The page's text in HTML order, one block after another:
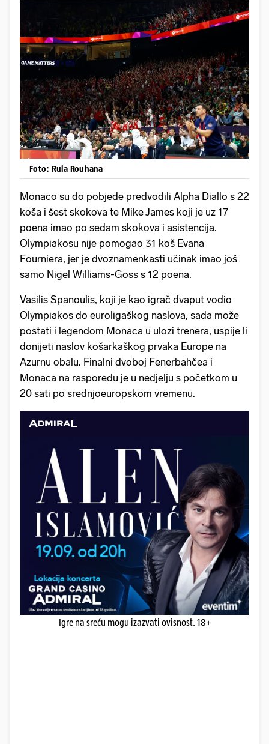
Foto: Rula Rouhana
Monaco su do pobjede predvodili Alpha Diallo s 22
koša i šest skokova te Mike James koji je uz 17
poena imao po sedam skokova i asistencija.
Olympiakosu nije pomogao 31 koš Evana
Fourniera, jer je dvoznamenkasti učinak imao još
samo Nigel Williams-Goss s 12 poena.
Vasilis Spanoulis, koji je kao igrač dvaput vodio
Olympiakos do euroligaškog naslova, sada može
postati i legendom Monaca u ulozi trenera, uspije li
donijeti naslov košarkaškog prvaka Europe na
Azurnu obalu. Finalni dvoboj Fenerbahčea i
Monaca na rasporedu je u nedjelju s početkom u
20 sati po srednjoeuropskom vremenu.
Igre na sreću mogu izazvati ovisnost. 18+